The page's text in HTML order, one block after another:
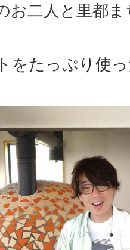
お二人と里都
をたっぷり使